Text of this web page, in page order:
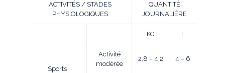
ACTIVITÉS / STADES
PHYSIOLOGIQUES
QUANTITÉ
JOURNALIÈRE
KG L
Sports
Activité
modérée
2,8 – 4,2 4 – 6